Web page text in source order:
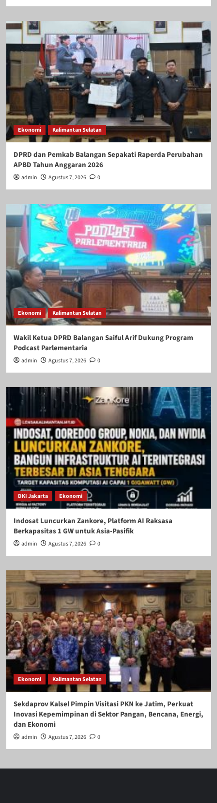
Ekonomi Kalimantan Selatan
DPRD dan Pemkab Balangan Sepakati Raperda Perubahan
APBD Tahun Anggaran 2026
admin Agustus 7, 2026 0
Ekonomi Kalimantan Selatan
Wakil Ketua DPRD Balangan Saiful Arif Dukung Program
Podcast Parlementaria
admin Agustus 7, 2026 0
DKI Jakarta Ekonomi
Indosat Luncurkan Zankore, Platform AI Raksasa
Berkapasitas 1 GW untuk Asia-Pasifik
admin Agustus 7, 2026 0
Ekonomi Kalimantan Selatan
Sekdaprov Kalsel Pimpin Visitasi PKN ke Jatim, Perkuat
Inovasi Kepemimpinan di Sektor Pangan, Bencana, Energi,
dan Ekonomi
admin Agustus 7, 2026 0